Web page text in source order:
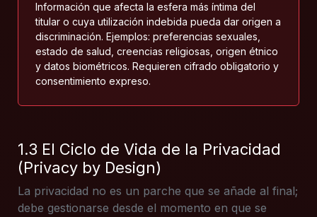
Información que afecta la esfera más íntima del
titular o cuya utilización indebida pueda dar origen a
discriminación. Ejemplos: preferencias sexuales,
estado de salud, creencias religiosas, origen étnico
y datos biométricos. Requieren cifrado obligatorio y
consentimiento expreso.
1.3 El Ciclo de Vida de la Privacidad
(Privacy by Design)
La privacidad no es un parche que se añade al final;
debe gestionarse desde el momento en que se